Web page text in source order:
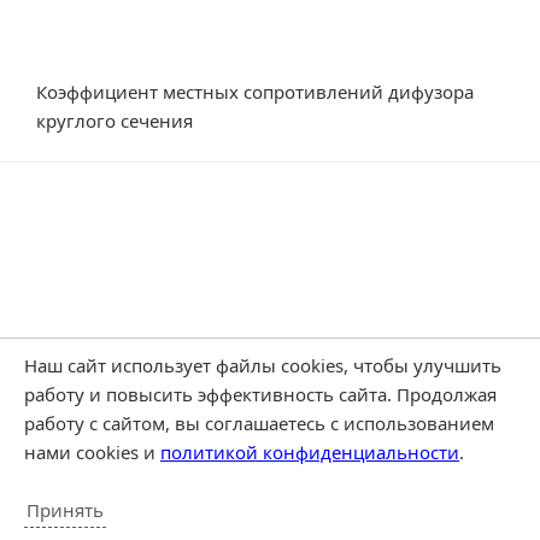
Коэффициент местных сопротивлений дифузора
круглого сечения
Наш сайт использует файлы cookies, чтобы улучшить
работу и повысить эффективность сайта. Продолжая
работу с сайтом, вы соглашаетесь с использованием
нами cookies и политикой конфиденциальности.
Принять